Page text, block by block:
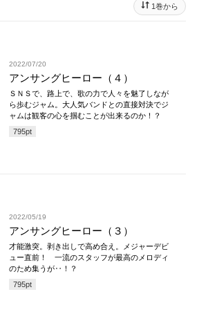
1巻から
2022/07/20
アンサングヒーロー（４）
ＳＮＳで、路上で、歌の力で人々を魅了しなが
ら歩むジャム。大人気バンドとの直接対決でジ
ャムは観客の心を掴むことが出来るのか！？
795pt
2022/05/19
アンサングヒーロー（３）
才能激突。剥き出しで高め合え。メジャーデビ
ュー直前！ 一流のスタッフが最高のメロディ
のため集うが‥！？
795pt